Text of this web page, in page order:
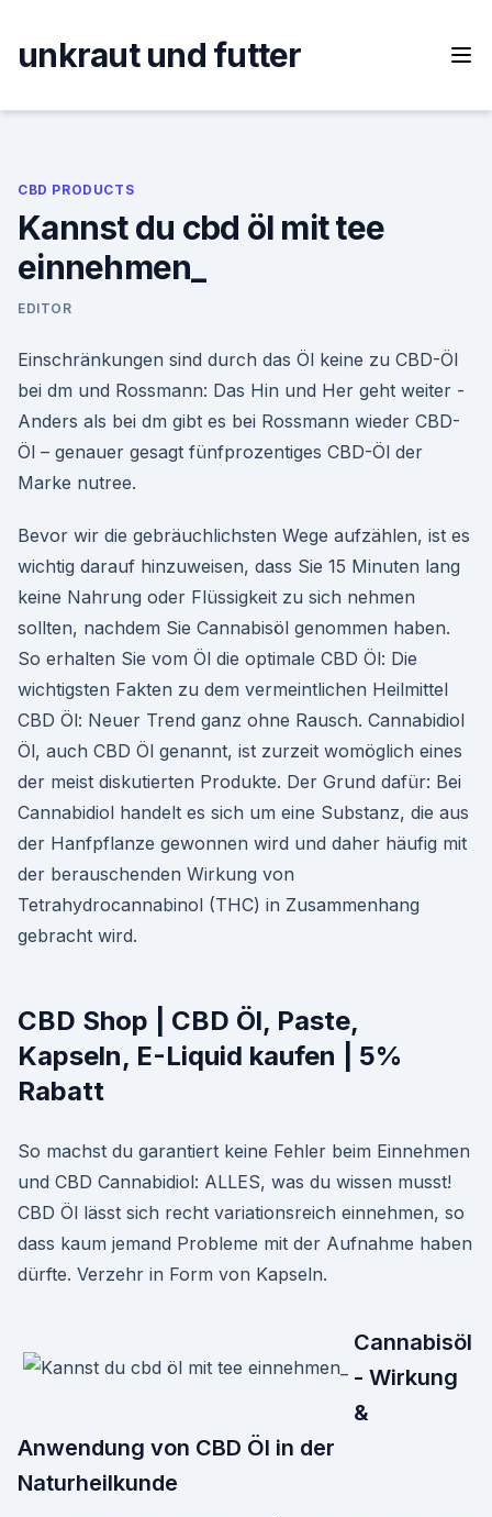
content
unkraut und futter
CBD PRODUCTS
Kannst du cbd öl mit tee
einnehmen_
EDITOR
Einschränkungen sind durch das Öl keine zu CBD-Öl
bei dm und Rossmann: Das Hin und Her geht weiter -
Anders als bei dm gibt es bei Rossmann wieder CBD-
Öl – genauer gesagt fünfprozentiges CBD-Öl der
Marke nutree.
Bevor wir die gebräuchlichsten Wege aufzählen, ist es
wichtig darauf hinzuweisen, dass Sie 15 Minuten lang
keine Nahrung oder Flüssigkeit zu sich nehmen
sollten, nachdem Sie Cannabisöl genommen haben.
So erhalten Sie vom Öl die optimale CBD Öl: Die
wichtigsten Fakten zu dem vermeintlichen Heilmittel
CBD Öl: Neuer Trend ganz ohne Rausch. Cannabidiol
Öl, auch CBD Öl genannt, ist zurzeit womöglich eines
der meist diskutierten Produkte. Der Grund dafür: Bei
Cannabidiol handelt es sich um eine Substanz, die aus
der Hanfpflanze gewonnen wird und daher häufig mit
der berauschenden Wirkung von
Tetrahydrocannabinol (THC) in Zusammenhang
gebracht wird.
CBD Shop | CBD Öl, Paste,
Kapseln, E-Liquid kaufen | 5%
Rabatt
So machst du garantiert keine Fehler beim Einnehmen
und CBD Cannabidiol: ALLES, was du wissen musst!
CBD Öl lässt sich recht variationsreich einnehmen, so
dass kaum jemand Probleme mit der Aufnahme haben
dürfte. Verzehr in Form von Kapseln.
Cannabisöl
- Wirkung
&
Anwendung von CBD Öl in der
Naturheilkunde